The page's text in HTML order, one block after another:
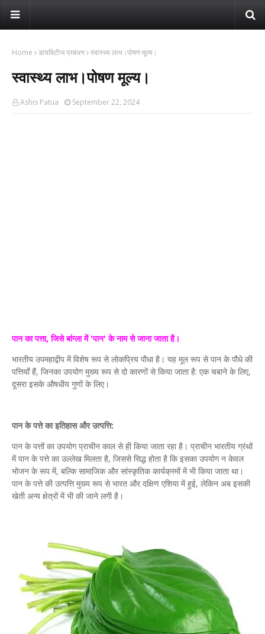
Home डायबिटीज प्रबंधन स्वास्थ्य लाभ।पोषण मूल्य।
स्वास्थ्य लाभ।पोषण मूल्य।
Ashis Patua September 22, 2024
पान का पत्ता, जिसे बांग्ला में 'पान' के नाम से जाना जाता है।
भारतीय उपमहाद्वीप में विशेष रूप से लोकप्रिय पौधा है। यह मूल रूप से पान के पौधे की
पत्तियाँ हैं, जिनका उपयोग मुख्य रूप से दो कारणों से किया जाता है: एक चबाने के लिए,
दूसरा इसके औषधीय गुणों के लिए।
पान के पत्ते का इतिहास और उत्पत्ति:
पान के पत्तों का उपयोग प्राचीन काल से ही किया जाता रहा है। प्राचीन भारतीय ग्रंथों
में पान के पत्ते का उल्लेख मिलता है, जिससे सिद्ध होता है कि इसका उपयोग न केवल
भोजन के रूप में, बल्कि सामाजिक और सांस्कृतिक कार्यक्रमों में भी किया जाता था।
पान के पत्ते की उत्पत्ति मुख्य रूप से भारत और दक्षिण एशिया में हुई, लेकिन अब इसकी
खेती अन्य क्षेत्रों में भी की जाने लगी है।